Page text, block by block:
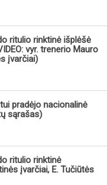
ritulio rinktinė išplėšė
vyr. trenerio Mauro
įvarčiai)
pradėjo nacionalinė
sąrašas)
ritulio rinktinė
įvarčiai, E. Tučiūtės